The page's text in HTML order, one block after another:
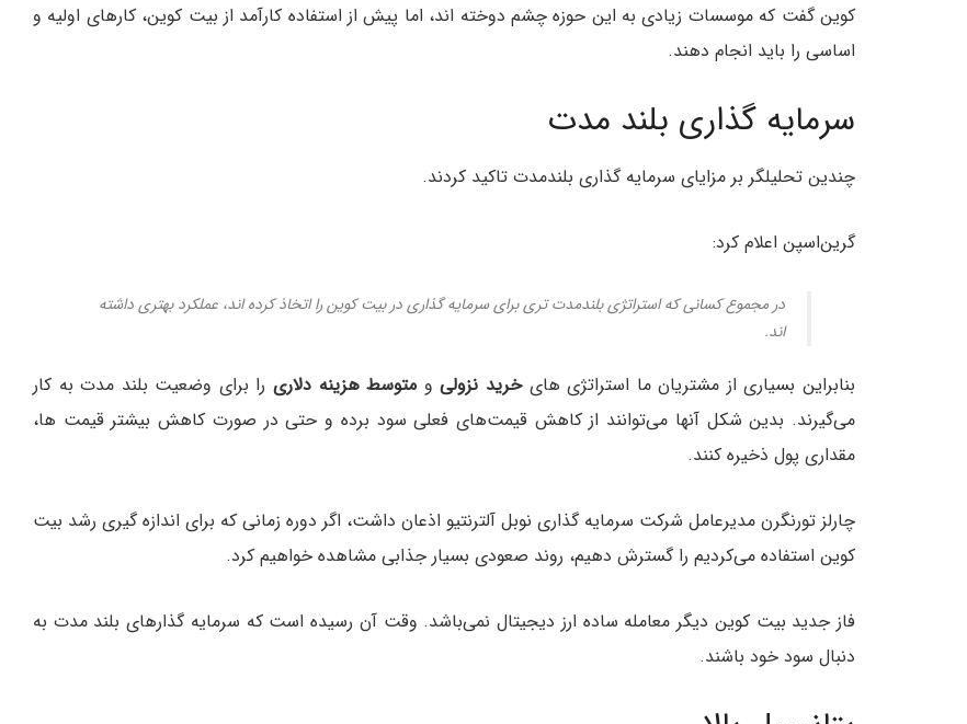
کوین گفت که موسسات زیادی به این حوزه چشم دوخته اند، اما پیش از استفاده کارآمد از بیت کوین، کارهای اولیه و
اساسی را باید انجام دهند.
سرمایه گذاری بلند مدت
چندین تحلیلگر بر مزایای سرمایه گذاری بلندمدت تاکید کردند.
گرین‌اسپن اعلام کرد:
در مجموع کسانی که استراتژی بلندمدت تری برای سرمایه گذاری در بیت کوین را اتخاذ کرده اند، عملکرد بهتری داشته
اند.
بنابراین بسیاری از مشتریان ما استراتژی هایخرید نزولیو متوسط هزینه دلاریرا برای وضعیت بلند مدت به کار
می‌گیرند. بدین شکل آنها می‌توانند از کاهش قیمت‌های فعلی سود برده و حتی در صورت کاهش بیشتر قیمت ها،
مقداری پول ذخیره کنند.
چارلز تورنگرن مدیرعامل شرکت سرمایه گذاری نوبل آلترنتیو اذعان داشت، اگر دوره زمانی که برای اندازه گیری رشد بیت
کوین استفاده می‌کردیم را گسترش دهیم، روند صعودی بسیار جذابی مشاهده خواهیم کرد.
فاز جدید بیت کوین دیگر معامله ساده ارز دیجیتال نمی‌باشد. وقت آن رسیده است که سرمایه گذارهای بلند مدت به
دنبال سود خود باشند.